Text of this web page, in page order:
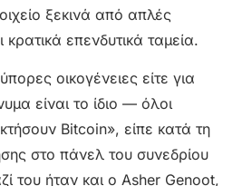
ξεκινά από απλές
κρατικά επενδυτικά ταμεία.
οικογένειες είτε για
είναι το ίδιο — όλοι
Bitcoin», είπε κατά τη
στο πάνελ του συνεδρίου
του ήταν και ο Asher Genoot,